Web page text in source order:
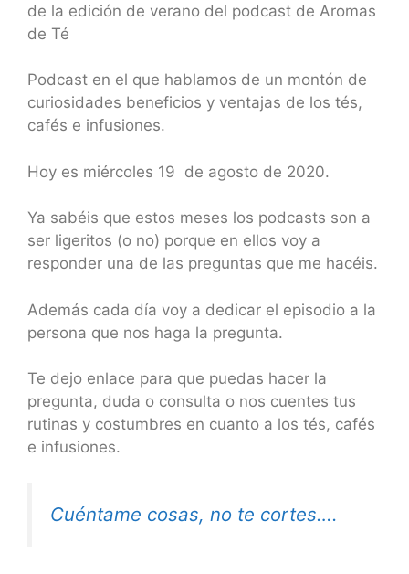
EMBED
de la edición de verano del podcast de Aromas
de Té
Podcast en el que hablamos de un montón de
curiosidades beneficios y ventajas de los tés,
cafés e infusiones.
Hoy es miércoles 19 de agosto de 2020.
Ya sabéis que estos meses los podcasts son a
ser ligeritos (o no) porque en ellos voy a
responder una de las preguntas que me hacéis.
Además cada día voy a dedicar el episodio a la
persona que nos haga la pregunta.
Te dejo enlace para que puedas hacer la
pregunta, duda o consulta o nos cuentes tus
rutinas y costumbres en cuanto a los tés, cafés
e infusiones.
Cuéntame cosas, no te cortes….